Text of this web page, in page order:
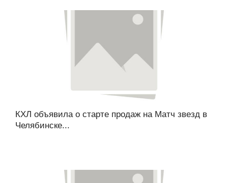
КХЛ объявила о старте продаж на Матч звезд в
Челябинске...